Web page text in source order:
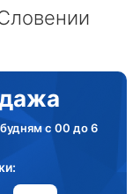
с 00 до 6